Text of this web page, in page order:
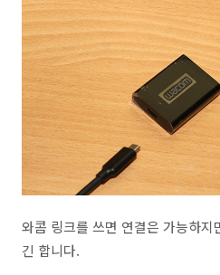
와콤 링크를 쓰면 연결은 가능하지
긴 합니다.